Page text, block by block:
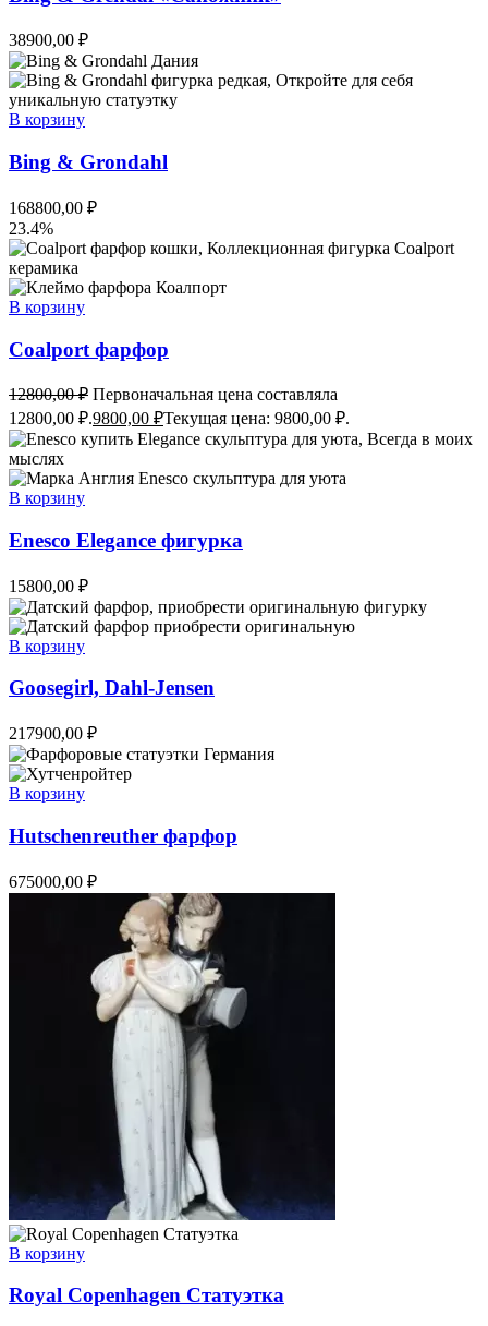
38900,00 ₽
В корзину
Bing & Grondahl
168800,00 ₽
23.4%
В корзину
Coalport фарфор
12800,00₽ Первоначальная цена составляла
12800,00 ₽.9800,00 ₽Текущая цена: 9800,00 ₽.
В корзину
Enesco Elegance фигурка
15800,00 ₽
В корзину
Goosegirl, Dahl-Jensen
217900,00 ₽
В корзину
Hutschenreuther фарфор
675000,00 ₽
В корзину
Royal Copenhagen Статуэтка